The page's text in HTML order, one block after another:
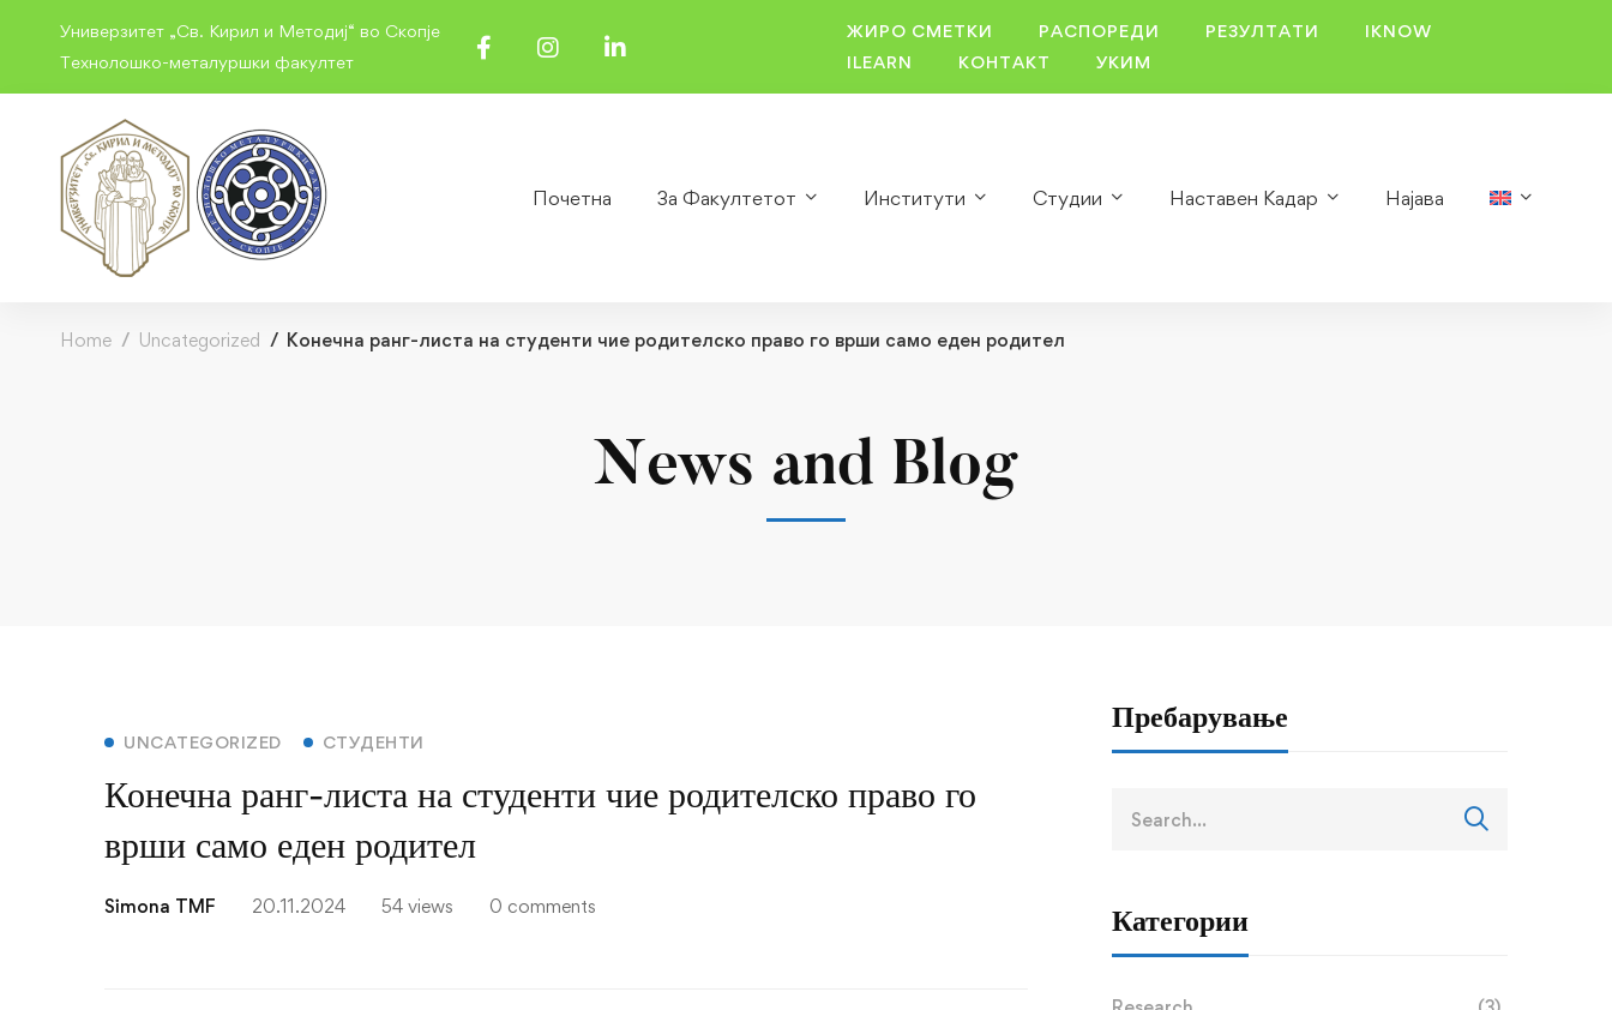
Универзитет „Св. Кирил и Методиј“ во Скопје
Технолошко-металуршки факултет
ЖИРО СМЕТКИ РАСПОРЕДИ РЕЗУЛТАТИ
IKNOW
ILEARN
КОНТАКТ УКИМ
Почетна За Факултетот Институти Студии Наставен Кадар Најава
Home Uncategorized Конечна ранг-листа на студенти чие родителско право го врши само еден родител
News and Blog
Конечна
ранг-
листа
на
UNCATEGORIZED СТУДЕНТИ
Конечна ранг-листа на студенти чие родителско право го
врши само еден родител
Simona TMF 20.11.2024 54 views 0 comments
Пребарување
Категории